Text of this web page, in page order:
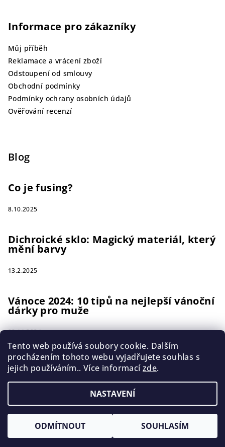
Tento web používá soubory cookie. Dalším
procházením tohoto webu vyjadřujete souhlas s
jejich používáním.. Více informacízde.
NASTAVENÍ
ODMÍTNOUT SOUHLASÍM
Informace pro zákazníky
Můj příběh
Reklamace a vrácení zboží
Odstoupení od smlouvy
Obchodní podmínky
Podmínky ochrany osobních údajů
Ověřování recenzí
Blog
Co je fusing?
8.10.2025
Dichroické sklo: Magický materiál, který
mění barvy
13.2.2025
Vánoce 2024: 10 tipů na nejlepší vánoční
dárky pro muže
22.11.2024
Instagram
. Všechna práva vyhrazena.
Vytvořil Shoptet